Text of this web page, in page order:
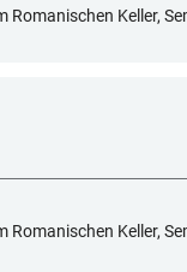
Romanischen Keller,
Romanischen Keller,